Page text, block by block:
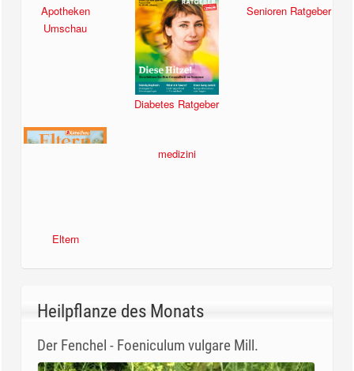
Apotheken
Umschau
Diabetes Ratgeber
Senioren Ratgeber
Eltern
Heilpflanze des Monats
Der Fenchel - Foeniculum vulgare Mill.